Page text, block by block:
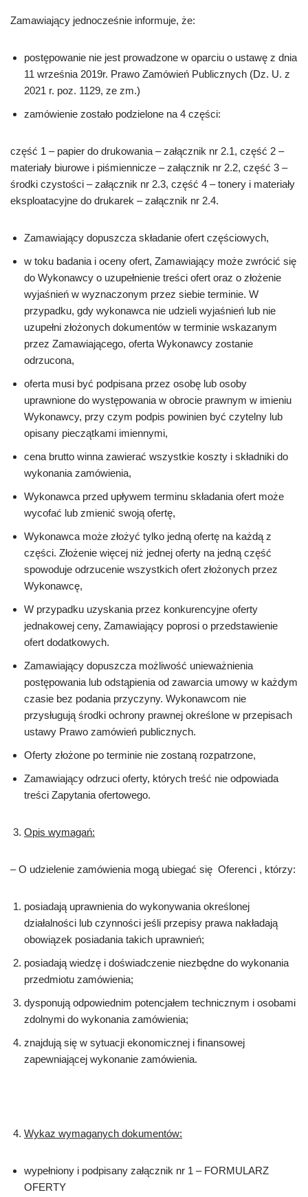
Zamawiający jednocześnie informuje, że:
postępowanie nie jest prowadzone w oparciu o ustawę z dnia
11 września 2019r. Prawo Zamówień Publicznych (Dz. U. z
2021 r. poz. 1129, ze zm.)
zamówienie zostało podzielone na 4 części:
część 1 – papier do drukowania – załącznik nr 2.1, część 2 –
materiały biurowe i piśmiennicze – załącznik nr 2.2, część 3 –
środki czystości – załącznik nr 2.3, część 4 – tonery i materiały
eksploatacyjne do drukarek – załącznik nr 2.4.
Zamawiający dopuszcza składanie ofert częściowych,
w toku badania i oceny ofert, Zamawiający może zwrócić się
do Wykonawcy o uzupełnienie treści ofert oraz o złożenie
wyjaśnień w wyznaczonym przez siebie terminie. W
przypadku, gdy wykonawca nie udzieli wyjaśnień lub nie
uzupełni złożonych dokumentów w terminie wskazanym
przez Zamawiającego, oferta Wykonawcy zostanie
odrzucona,
oferta musi być podpisana przez osobę lub osoby
uprawnione do występowania w obrocie prawnym w imieniu
Wykonawcy, przy czym podpis powinien być czytelny lub
opisany pieczątkami imiennymi,
cena brutto winna zawierać wszystkie koszty i składniki do
wykonania zamówienia,
Wykonawca przed upływem terminu składania ofert może
wycofać lub zmienić swoją ofertę,
Wykonawca może złożyć tylko jedną ofertę na każdą z
części. Złożenie więcej niż jednej oferty na jedną część
spowoduje odrzucenie wszystkich ofert złożonych przez
Wykonawcę,
W przypadku uzyskania przez konkurencyjne oferty
jednakowej ceny, Zamawiający poprosi o przedstawienie
ofert dodatkowych.
Zamawiający dopuszcza możliwość unieważnienia
postępowania lub odstąpienia od zawarcia umowy w każdym
czasie bez podania przyczyny. Wykonawcom nie
przysługują środki ochrony prawnej określone w przepisach
ustawy Prawo zamówień publicznych.
Oferty złożone po terminie nie zostaną rozpatrzone,
Zamawiający odrzuci oferty, których treść nie odpowiada
treści Zapytania ofertowego.
Opis wymagań:
– O udzielenie zamówienia mogą ubiegać się Oferenci , którzy:
posiadają uprawnienia do wykonywania określonej
działalności lub czynności jeśli przepisy prawa nakładają
obowiązek posiadania takich uprawnień;
posiadają wiedzę i doświadczenie niezbędne do wykonania
przedmiotu zamówienia;
dysponują odpowiednim potencjałem technicznym i osobami
zdolnymi do wykonania zamówienia;
znajdują się w sytuacji ekonomicznej i finansowej
zapewniającej wykonanie zamówienia.
Wykaz wymaganych dokumentów:
wypełniony i podpisany załącznik nr 1 – FORMULARZ
OFERTY